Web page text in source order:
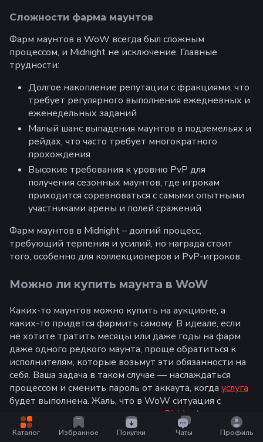
Каталог Избранное Покупки Чаты Профиль
Сложности фарма маунтов
Фарм маунтов в WoW всегда был сложным
процессом, и Midnight не исключение. Главные
трудности:
Долгое накопление репутации с фракциями, что
требует регулярного выполнения ежедневных и
еженедельных заданий
Малый шанс выпадения маунтов в подземельях и
рейдах, что часто требует многократного
прохождения
Высокие требования к уровню PvP для
получения сезонных маунтов, где игрокам
приходится соревноваться с самыми опытными
участниками арены и полей сражений
Фарм маунтов в Midnight – долгий процесс,
требующий терпения и усилий, но награда стоит
того, особенно для коллекционеров и PvP-игроков.
Можно ли купить маунта в WoW
Каких-то маунтов можно купить на аукционе, а
каких-то придется фармить самому. В идеале, если
не хотите тратить месяцы или даже годы на фарм
даже одного редкого маунта, проще обратиться к
исполнителям, которые возьмут эти обязанности на
себя. Ваша задача в таком случае — наслаждаться
процессом и сменить пароль от аккаута, когда услуга
будет выполнена. Жаль, что в WoW ситуация с
маунтами намного сложнее, чем в Diablo 4